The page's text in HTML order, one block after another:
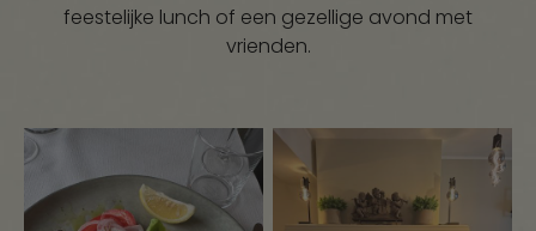
feestelijke lunch of een gezellige avond met
vrienden.